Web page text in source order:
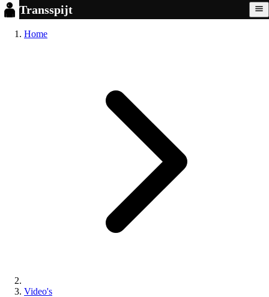
Transspijt
Home
Video's